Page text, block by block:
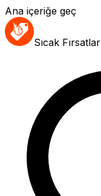
Ana içeriğe geç
Sıcak Fırsatlar